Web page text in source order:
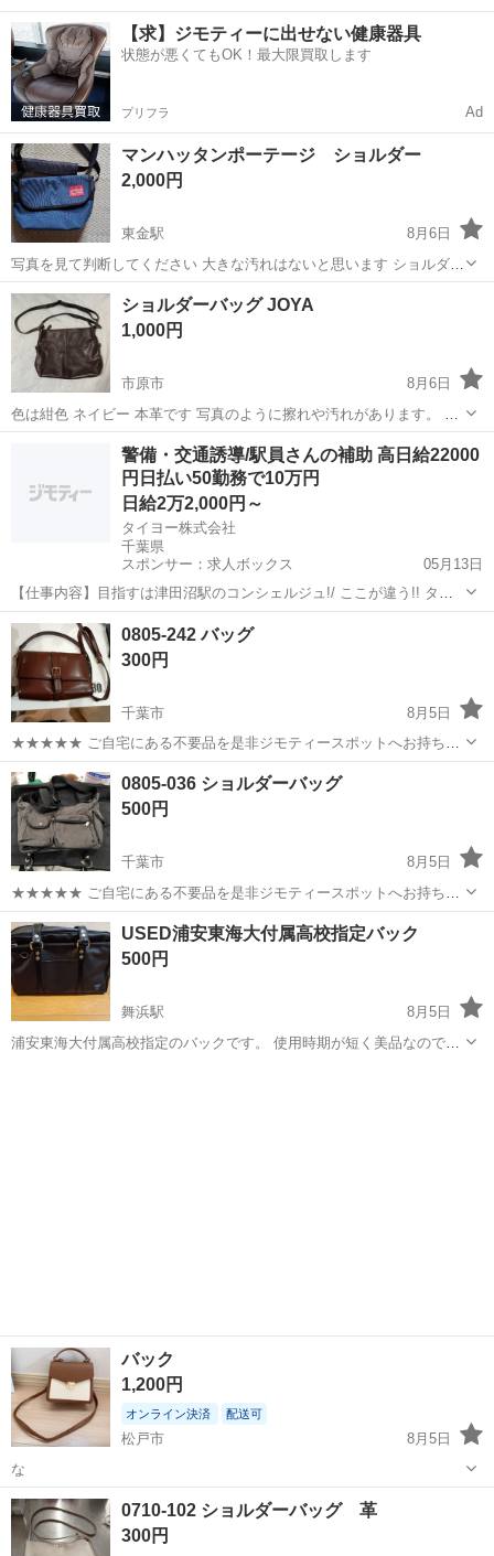
ワンルーム寮完備！赴任旅費会社負担！年間休日130日★フォークリフ
ト免許お持ちの方、活躍中！就業先食堂利用可★《神奈川県相模原
市》 人気の工場のお仕事 ◇電...
神奈川 相模原市 南橋本駅 その他
【求】ジモティーに出せない健康器具
状態が悪くてもOK！最大限買取します
プリフラ Ad
マンハッタンポーテージ ショルダー
2,000円
東金駅
8月6日
写真を見て判断してください 大きな汚れはないと思います ショルダー
バッドと張り付き過ぎないためのベルクロが付いています 素人計測で
すが横28 縦18 まち13くらい
千葉 東金市 東金駅 バッグ
ショルダーバッグ JOYA
1,000円
市原市
8月6日
色は紺色 ネイビー 本革です 写真のように擦れや汚れがあります。 中
は仕分けができるようにポッケもあります。 縦32cm、ファスナー部
分が横37cm、中心が横40cm まち9cm ※早めに来れる方を優先しま
市原市 バッグ JOYA
警備・交通誘導/駅員さんの補助 高日給22000
円日払い50勤務で10万円
日給2万2,000円～
タイヨー株式会社
千葉県
スポンサー：求人ボックス
05月13日
【仕事内容】目指すは津田沼駅のコンシェルジュ!/ ここが違う!! タイ
ヨーの警備だけじゃないお仕事! / お身体が不自由なお客様の対応(車い
すの乗降補助) 遺失物取り扱い業務 駅構内の警戒監視業務 駅構内巡回
業務 駅構内のご案内業...
アルバイト・パート
0805-242 バッグ
300円
千葉市
8月5日
★★★★★ ご自宅にある不要品を是非ジモティースポットへお持ち込
みしませんか？ 家電、趣味・スポーツ・レジャー用品、こども用品、
衣料服飾品、生活雑貨、家具、本、CD・DVDなどが無料でまとめて持
ち込めます！ ※詳細はこ...
千葉 千葉市 バッグ 現地
0805-036 ショルダーバッグ
500円
千葉市
8月5日
★★★★★ ご自宅にある不要品を是非ジモティースポットへお持ち込
みしませんか？ 家電、趣味・スポーツ・レジャー用品、こども用品、
衣料服飾品、生活雑貨、家具、本、CD・DVDなどが無料でまとめて持
ち込めます！ ※詳細はこ...
千葉 千葉市 バッグ 現地
USED浦安東海大付属高校指定バック
500円
舞浜駅
8月5日
浦安東海大付属高校指定のバックです。 使用時期が短く美品なので出
バック
1,200円
オンライン決済 配送可
松戸市
8月5日
な
千葉 松戸市
0710-102 ショルダーバッグ 革
300円